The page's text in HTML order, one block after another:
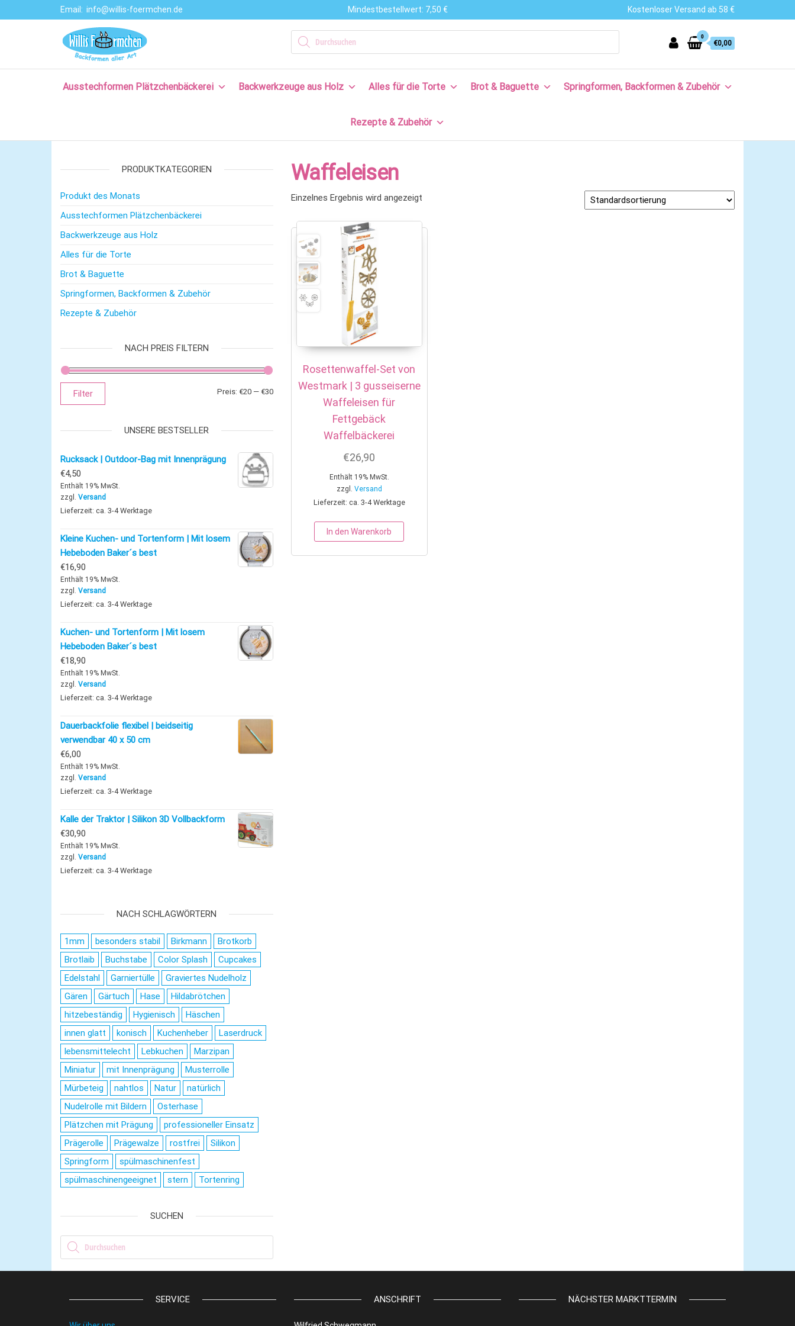
Email: info@willis-foermchen.de Mindestbestellwert: 7,50 € Kostenloser Versand ab 58 €
Ausstechformen
– Backformen
Große Auswahl
an
mit Rezepten
Products search
0
€0,00
Ausstechformen Plätzchenbäckerei Backwerkzeuge aus Holz Alles für die Torte Brot & Baguette Springformen, Backformen & Zubehör
Rezepte & Zubehör
Waffeleisen
Einzelnes Ergebnis wird angezeigt
Rosettenwaffel-Set von
Westmark | 3 gusseiserne
Waffeleisen für
Fettgebäck
Waffelbäckerei
€26,90
Enthält 19% MwSt.
zzgl. Versand
Lieferzeit: ca. 3-4 Werktage
In den Warenkorb
PRODUKTKATEGORIEN
Produkt des Monats
Ausstechformen Plätzchenbäckerei
Backwerkzeuge aus Holz
Alles für die Torte
Brot & Baguette
Springformen, Backformen & Zubehör
Rezepte & Zubehör
NACH PREIS FILTERN
Min. Preis
Max. Preis
Filter Preis: €20— €30
UNSERE BESTSELLER
Rucksack | Outdoor-Bag mit Innenprägung
€4,50
Enthält 19% MwSt.
zzgl. Versand
Lieferzeit: ca. 3-4 Werktage
Kleine Kuchen- und Tortenform | Mit losem
Hebeboden Baker´s best
€16,90
Enthält 19% MwSt.
zzgl. Versand
Lieferzeit: ca. 3-4 Werktage
Kuchen- und Tortenform | Mit losem
Hebeboden Baker´s best
€18,90
Enthält 19% MwSt.
zzgl. Versand
Lieferzeit: ca. 3-4 Werktage
Dauerbackfolie flexibel | beidseitig
verwendbar 40 x 50 cm
€6,00
Enthält 19% MwSt.
zzgl. Versand
Lieferzeit: ca. 3-4 Werktage
Kalle der Traktor | Silikon 3D Vollbackform
€30,90
Enthält 19% MwSt.
zzgl. Versand
Lieferzeit: ca. 3-4 Werktage
NACH SCHLAGWÖRTERN
1mm besonders stabil Birkmann
Brotkorb
Brotlaib
Buchstabe Color Splash
Cupcakes
Edelstahl
Garniertülle
Graviertes Nudelholz
Gären
Gärtuch Hase
Hildabrötchen
hitzebeständig
Hygienisch
Häschen
innen glatt
konisch Kuchenheber
Laserdruck
lebensmittelecht
Lebkuchen
Marzipan
Miniatur
mit Innenprägung
Musterrolle
Mürbeteig
nahtlos Natur
natürlich
Nudelrolle mit Bildern
Osterhase
Plätzchen mit Prägung
professioneller Einsatz
Prägerolle
Prägewalze rostfrei
Silikon
Springform
spülmaschinenfest
spülmaschinengeeignet
stern Tortenring
SUCHEN
Products search
SERVICE ANSCHRIFT NÄCHSTER MARKTTERMIN